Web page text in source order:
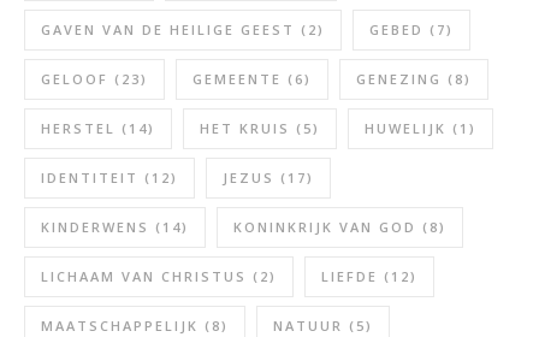
GAVEN VAN DE HEILIGE GEEST (2) GEBED (7)
GELOOF (23) GEMEENTE (6) GENEZING (8)
HERSTEL (14) HET KRUIS (5) HUWELIJK (1)
IDENTITEIT (12) JEZUS (17)
KINDERWENS (14) KONINKRIJK VAN GOD (8)
LICHAAM VAN CHRISTUS (2) LIEFDE (12)
MAATSCHAPPELIJK (8) NATUUR (5)